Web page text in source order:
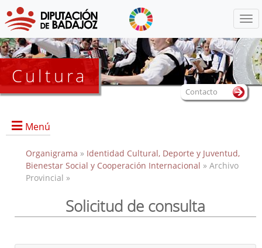
Cultura
Menú
Portada
y servicios.
Organigrama » Identidad Cultural, Deporte y Juventud,
Bienestar Social y Cooperación Internacional » Archivo
Provincial »
Solicitud de consulta
Contacto